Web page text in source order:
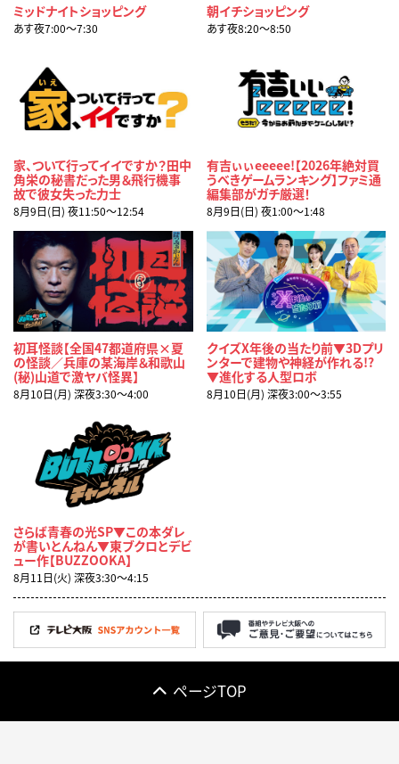
ミッドナイトショッピング
あす夜7:00〜7:30
朝イチショッピング
あす夜8:20〜8:50
家、ついて行ってイイですか？田中
角栄の秘書だった男＆飛行機事
故で彼女失った力士
8月9日(日) 夜11:50〜12:54
有吉ぃぃeeeee!【2026年絶対買
うべきゲームランキング】ファミ通
編集部がガチ厳選！
8月9日(日) 夜1:00〜1:48
初耳怪談【全国47都道府県×夏
の怪談／兵庫の某海岸＆和歌山
(秘)山道で激ヤバ怪異】
8月10日(月) 深夜3:30〜4:00
クイズX年後の当たり前▼3Dプリ
ンターで建物や神経が作れる!?
▼進化する人型ロボ
8月10日(月) 深夜3:00〜3:55
さらば青春の光SP▼この本ダレ
が書いとんねん▼東ブクロとデビ
ュー作【BUZZOOKA】
8月11日(火) 深夜3:30〜4:15
ページTOP